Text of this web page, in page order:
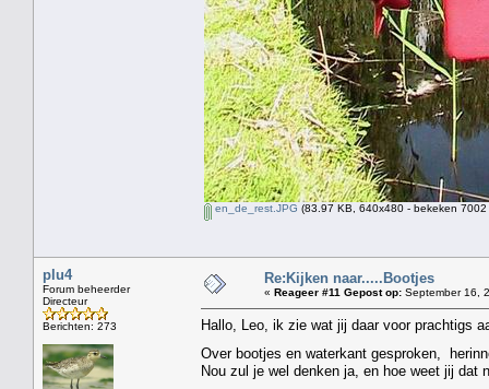
en_de_rest.JPG (83.97 KB, 640x480 - bekeken 7002
plu4
Forum beheerder
Directeur
Berichten: 273
Re:Kijken naar.....Bootjes
« Reageer #11 Gepost op: September 16,
Hallo, Leo, ik zie wat jij daar voor prachtigs
Over bootjes en waterkant gesproken,
Nou zul je wel denken ja, en hoe weet jij dat